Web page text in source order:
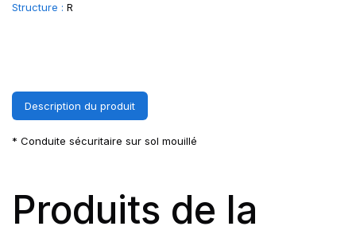
Structure : R
Description du produit
* Conduite sécuritaire sur sol mouillé
Produits de la